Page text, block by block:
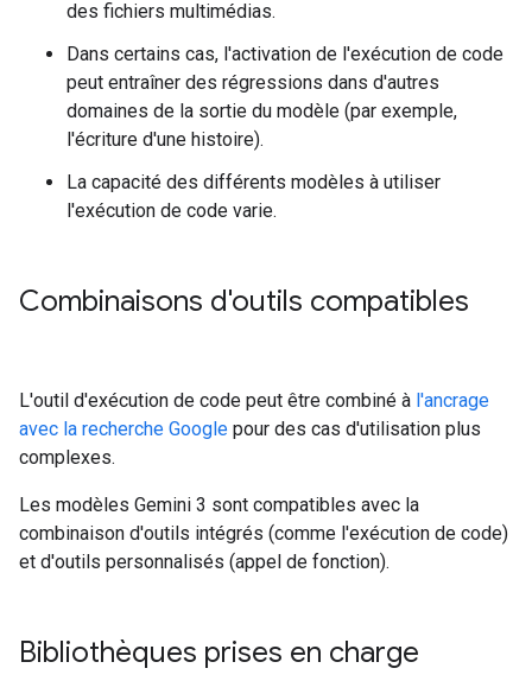
des fichiers multimédias.
Dans certains cas, l'activation de l'exécution de code
peut entraîner des régressions dans d'autres
domaines de la sortie du modèle (par exemple,
l'écriture d'une histoire).
La capacité des différents modèles à utiliser
l'exécution de code varie.
Combinaisons d'outils compatibles
L'outil d'exécution de code peut être combiné à l'ancrage
avec la recherche Google pour des cas d'utilisation plus
complexes.
Les modèles Gemini 3 sont compatibles avec la
combinaison d'outils intégrés (comme l'exécution de code)
et d'outils personnalisés (appel de fonction).
Bibliothèques prises en charge